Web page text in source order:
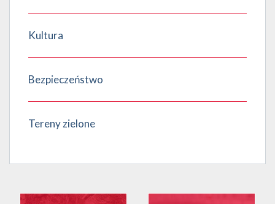
Kultura
Bezpieczeństwo
Tereny zielone